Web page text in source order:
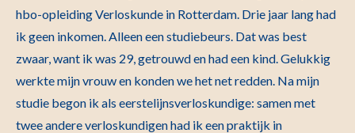
hbo-opleiding Verloskunde in Rotterdam. Drie jaar lang had
ik geen inkomen. Alleen een studiebeurs. Dat was best
zwaar, want ik was 29, getrouwd en had een kind. Gelukkig
werkte mijn vrouw en konden we het net redden. Na mijn
studie begon ik als eerstelijnsverloskundige: samen met
twee andere verloskundigen had ik een praktijk in